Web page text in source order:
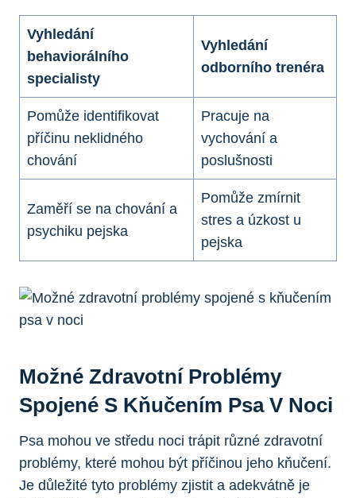
Vyhledání
behaviorálního
specialisty
Vyhledání
odborního trenéra
Pomůže identifikovat
příčinu neklidného
chování
Pracuje na
vychování a
poslušnosti
Zaměří se na chování a
psychiku pejska
Pomůže zmírnit
stres a úzkost u
pejska
Možné Zdravotní Problémy
Spojené S Kňučením Psa V Noci
Psa mohou ve středu noci trápit různé zdravotní
problémy, které mohou být příčinou jeho kňučení.
Je důležité tyto problémy zjistit a adekvátně je